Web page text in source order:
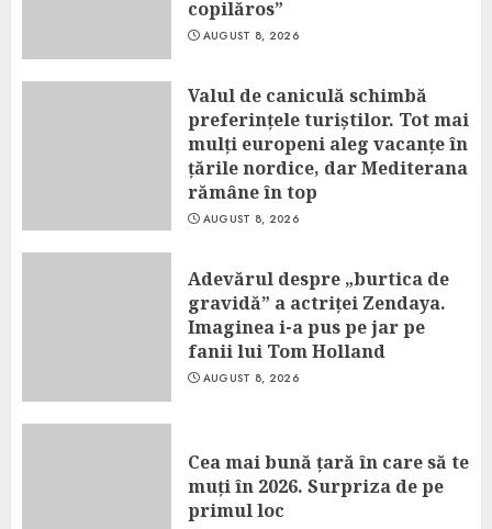
copilăros”
AUGUST 8, 2026
Valul de caniculă schimbă
preferințele turiștilor. Tot mai
mulți europeni aleg vacanțe în
țările nordice, dar Mediterana
rămâne în top
AUGUST 8, 2026
Adevărul despre „burtica de
gravidă” a actriței Zendaya.
Imaginea i-a pus pe jar pe
fanii lui Tom Holland
AUGUST 8, 2026
Cea mai bună țară în care să te
muți în 2026. Surpriza de pe
primul loc